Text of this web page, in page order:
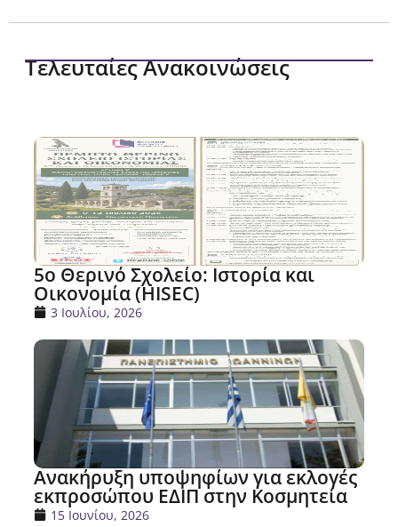
Τελευταίες Ανακοινώσεις
5ο Θερινό Σχολείο: Ιστορία και
Οικονομία (HISEC)
3 Ιουλίου, 2026
Ανακήρυξη υποψηφίων για εκλογές
εκπροσώπου ΕΔΙΠ στην Κοσμητεία
15 Ιουνίου, 2026